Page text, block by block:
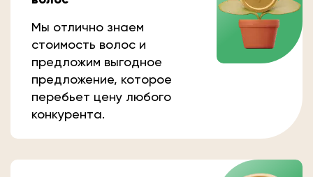
Мы отлично знаем
стоимость волос и
предложим выгодное
предложение, которое
перебьет цену любого
конкурента.